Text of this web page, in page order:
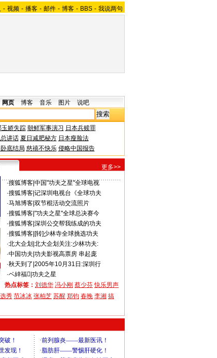
- 视频 - 播客 - 邮件 - 博客 - BBS - 我说两句
网页 博客 音乐 图片 说吧
玉娇失踪 朝鲜军事演习 日本兵赎罪
讲话 夏日减肥秘方 日本瘦脸法
底结局 慈禧不快乐 侵略中国报告
更多>>
·搜狐博客| 中国"功夫之星"全球电视
·搜狐博客| 记深圳电视台《全球功夫
·马旭博客| 双节棍活动交流照片
·搜狐博客| "功夫之星"全球总决赛今
·搜狐博客| 深圳公交帮我练成的功夫
·搜狐博客| [转]少林寺全球挑选功夫
·北大企划 北大企划关注:少林功夫:
·中国功夫 功夫影视高票房 串起庞
·秋天到了 2005年10月31日:深圳行
·ベ緈福 功夫之星
热点标签： 刘德华 冯小刚 蔡少芬 快乐男声
选秀 范冰冰 张柏芝 苏醒 郑钧 春晚 李湘 搞